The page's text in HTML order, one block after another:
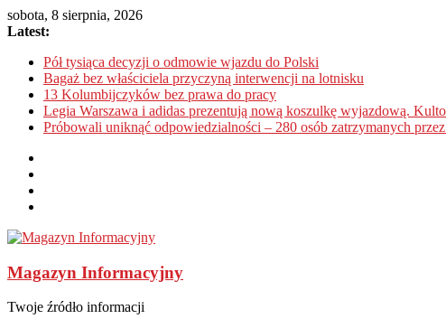
sobota, 8 sierpnia, 2026
Latest:
Pół tysiąca decyzji o odmowie wjazdu do Polski
Bagaż bez właściciela przyczyną interwencji na lotnisku
13 Kolumbijczyków bez prawa do pracy
Legia Warszawa i adidas prezentują nową koszulkę wyjazdową.
Próbowali uniknąć odpowiedzialności – 280 osób zatrzymanych
Magazyn Informacyjny
Twoje źródło informacji